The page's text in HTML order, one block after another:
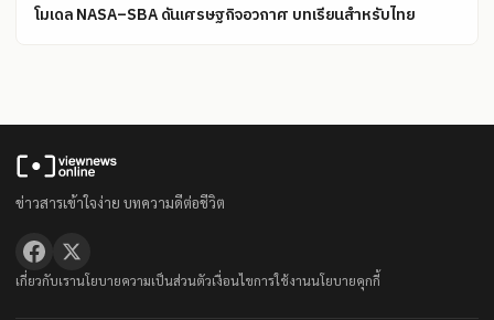
โมเดล NASA–SBA ดันเศรษฐกิจอวกาศ บทเรียนสำหรับไทย
ข่าวสารเข้าใจง่าย บทความดีต่อชีวิต
เกี่ยวกับเรานโยบายความเป็นส่วนตัวเงื่อนไขการใช้งานนโยบายคุกกี้